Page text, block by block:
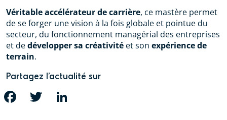
Véritable accélérateur de carrière, ce mastère permet
de se forger une vision à la fois globale et pointue du
secteur, du fonctionnement managérial des entreprises
et dedévelopper sa créativité et son expérience de
terrain.
Partagez l’actualité sur
FACEBOOK TWITTER